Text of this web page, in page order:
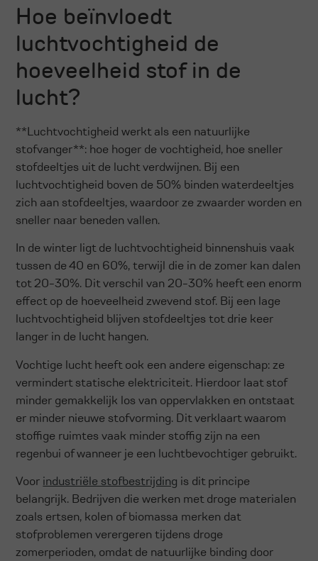
Hoe beïnvloedt
luchtvochtigheid de
hoeveelheid stof in de
lucht?
**Luchtvochtigheid werkt als een natuurlijke
stofvanger**: hoe hoger de vochtigheid, hoe sneller
stofdeeltjes uit de lucht verdwijnen. Bij een
luchtvochtigheid boven de 50% binden waterdeeltjes
zich aan stofdeeltjes, waardoor ze zwaarder worden en
sneller naar beneden vallen.
In de winter ligt de luchtvochtigheid binnenshuis vaak
tussen de 40 en 60%, terwijl die in de zomer kan dalen
tot 20-30%. Dit verschil van 20-30% heeft een enorm
effect op de hoeveelheid zwevend stof. Bij een lage
luchtvochtigheid blijven stofdeeltjes tot drie keer
langer in de lucht hangen.
Vochtige lucht heeft ook een andere eigenschap: ze
vermindert statische elektriciteit. Hierdoor laat stof
minder gemakkelijk los van oppervlakken en ontstaat
er minder nieuwe stofvorming. Dit verklaart waarom
stoffige ruimtes vaak minder stoffig zijn na een
regenbui of wanneer je een luchtbevochtiger gebruikt.
Voor industriële stofbestrijding is dit principe
belangrijk. Bedrijven die werken met droge materialen
zoals ertsen, kolen of biomassa merken dat
stofproblemen verergeren tijdens droge
zomerperioden, omdat de natuurlijke binding door